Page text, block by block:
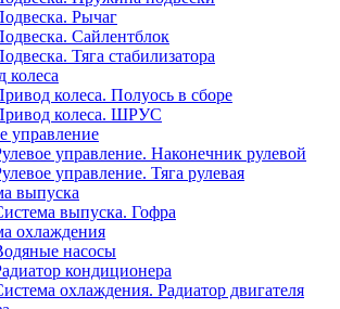
Рычаг
Сайлентблок
Тяга стабилизатора
колеса
колеса. Полуось в сборе
колеса. ШРУС
управление
управление. Наконечник рулевой
управление. Тяга рулевая
выпуска
выпуска. Гофра
охлаждения
насосы
кондиционера
охлаждения. Радиатор двигателя